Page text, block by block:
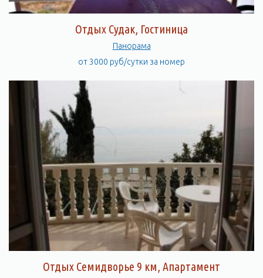
Отдых Судак, Гостиница
Панорама
от 3000 руб/сутки за номер
Отдых Семидворье 9 км, Апартамент